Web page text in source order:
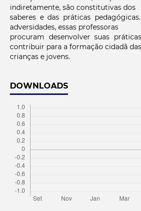
indiretamente, são constitutivas dos
saberes e das práticas
adversidades, essas professoras
procuram desenvolver suas
contribuir para a formação cidadã das
crianças e jovens.
DOWNLOADS